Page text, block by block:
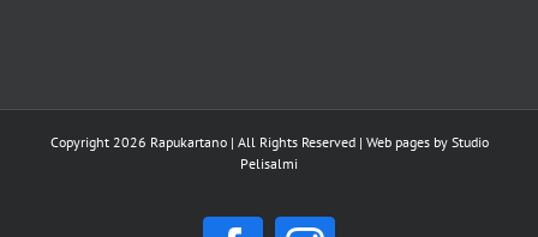
Copyright 2026 Rapukartano | All Rights Reserved | Web pages by Studio
Pelisalmi